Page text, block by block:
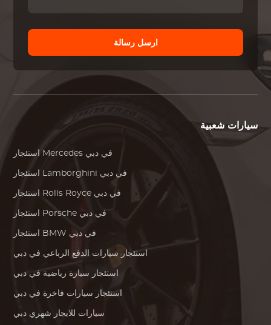
ارسل رسالة
سيارات شعبية
Mercedes في دبي
Lamborghini في دبي
Rolls Royce في دبي
Porsche في دبي
BMW في دبي
استئجار سيارات الدفع الرباعي في دبي
استئجار سيارة رياضية في دبي
استئجار سيارات فاخرة في دبي
سيارات للايجار شهري دبي